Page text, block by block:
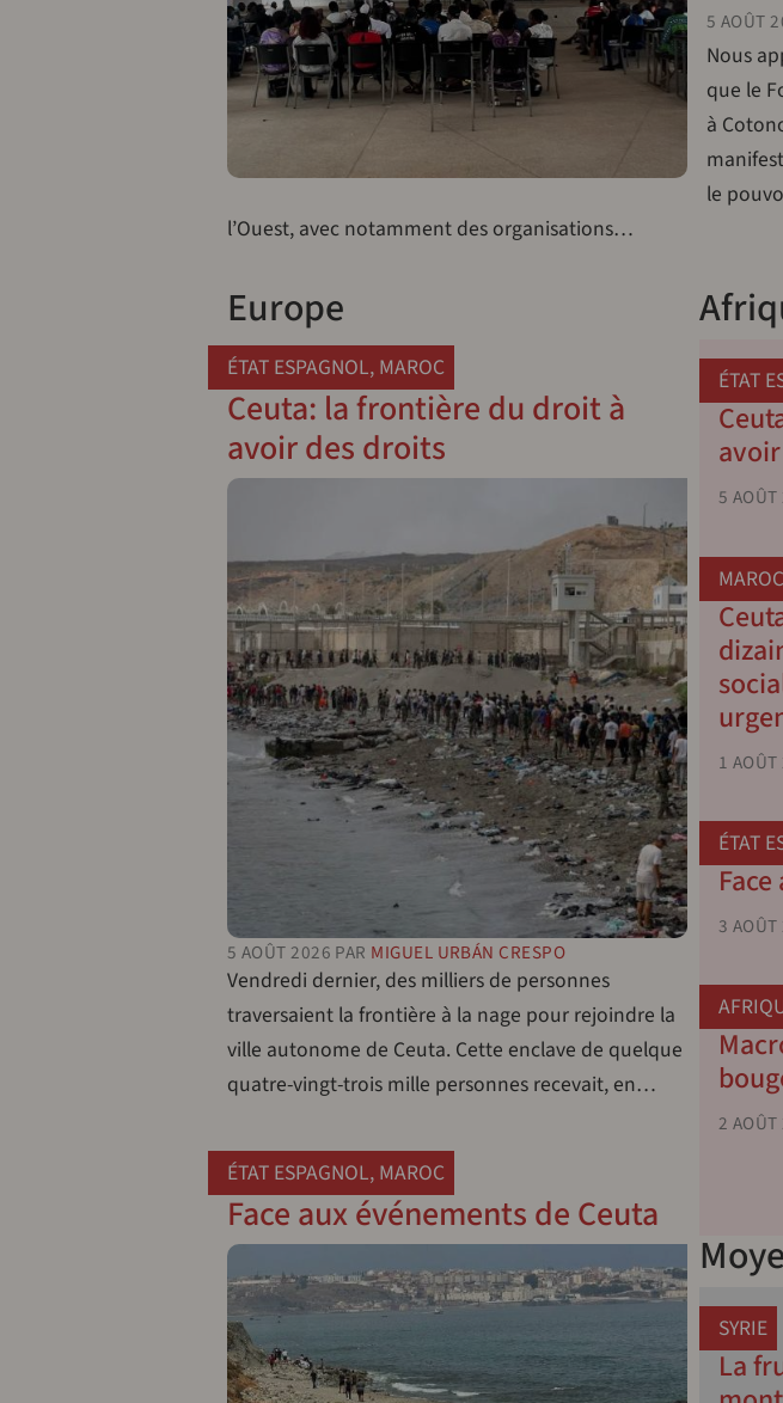
5 AOÛT
Nous
que le
à
le
l’Ouest, avec notamment des organisations…
Europe
ÉTAT ESPAGNOL, MAROC
Ceuta: la frontière du droit à
avoir des droits
5 AOÛT 2026 PAR MIGUEL URBÁN CRESPO
Vendredi dernier, des milliers de personnes
traversaient la frontière à la nage pour rejoindre la
ville autonome de Ceuta. Cette enclave de quelque
quatre-vingt-trois mille personnes recevait, en…
ÉTAT ESPAGNOL, MAROC
Face aux événements de Ceuta
ÉTAT
5
MAROC
1
ÉTAT
3
2
SYRIE
La